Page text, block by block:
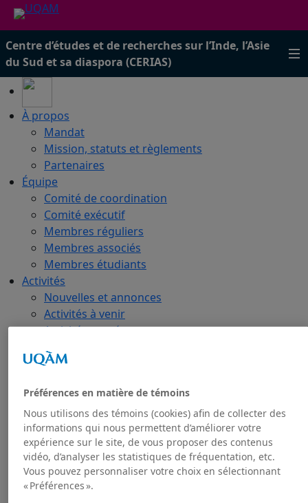
Centre d’études et de recherches sur l’Inde, l’Asie
du Sud et sa diaspora (CERIAS)
À propos
Mandat
Mission, statuts et règlements
Partenaires
Équipe
Comité de coordination
Comité exécutif
Membres réguliers
Membres associés
Membres étudiants
Activités
Nouvelles et annonces
Activités à venir
Activités passées
Toutes les publications
GRIAS
RIAS
Projet de recherche Sakhī
Présentation du projet
Projet Sakhī : contexte
Projet Sakhī: méthodologie
Préférences en matière de témoins
Nous utilisons des témoins (cookies) afin de collecter des
informations qui nous permettent d’améliorer votre
expérience sur le site, de vous proposer des contenus
vidéo, d’analyser les statistiques de fréquentation, etc.
Vous pouvez personnaliser votre choix en sélectionnant
« Préférences ».